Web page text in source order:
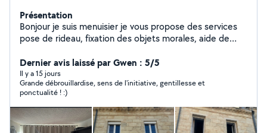
Présentation
Bonjour je suis menuisier je vous propose des services
pose de rideau, fixation des objets morales, aide de
de personnel, montage des meubles, petit bricolage,
J'effectue tout ce qui est: -changement de tablier de
store -D'épandage de store - changement de moteur
de store - pose de fenêtre et porte - changement de
poignée et serrure - pose de joints d'étanchéité -
changement de vitrage
Dernier avis laissé par Gwen : 5/5
Il y a 15 jours
Grande débrouillardise, sens de l'initiative, gentillesse et
ponctualité ! :)